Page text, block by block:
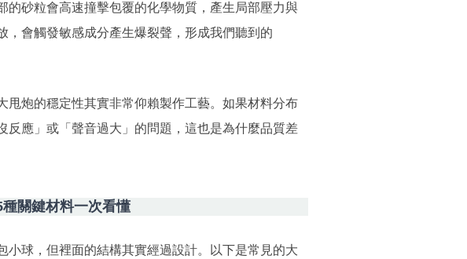
的砂粒會高速撞擊包覆的化學物質，產生局部壓力與
，會觸發敏感成分產生爆裂聲，形成我們聽到的
甩炮的穩定性其實非常仰賴製作工藝。如果材料分布
反應」或「聲音過大」的問題，這也是為什麼品質差
關鍵材料一次看懂
小球，但裡面的結構其實經過設計。以下是常見的大